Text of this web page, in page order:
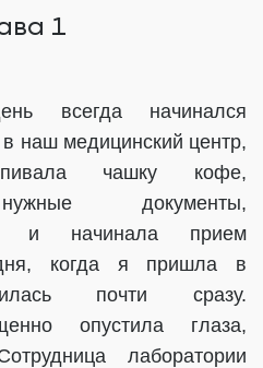
1
всегда начинался
наш медицинский центр,
чашку кофе,
документы,
и начинала прием
когда я пришла в
почти сразу.
опустила глаза,
лаборатории